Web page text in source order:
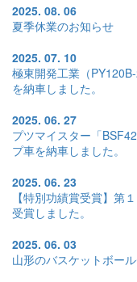
2025. 08. 06
夏季休業のお知らせ
2025. 07. 10
極東開発工業（
を納車しました。
2025. 06. 27
プツマイスター「
プ車を納車しました。
2025. 06. 23
【特別功績賞受賞】第
受賞しました。
2025. 06. 03
山形のバスケットボー